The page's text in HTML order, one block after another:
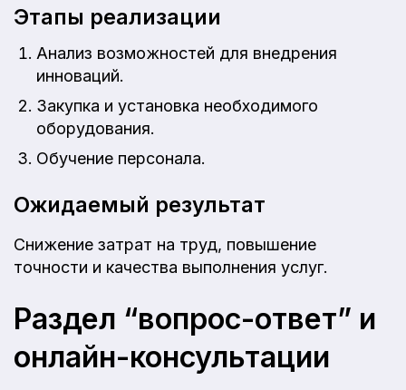
Этапы реализации
Анализ возможностей для внедрения
инноваций.
Закупка и установка необходимого
оборудования.
Обучение персонала.
Ожидаемый результат
Снижение затрат на труд, повышение
точности и качества выполнения услуг.
Раздел “вопрос-ответ” и
онлайн-консультации